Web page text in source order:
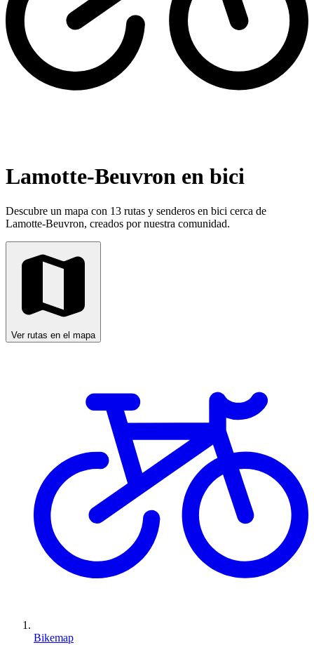
Lamotte-Beuvron en bici
Descubre un mapa con 13 rutas y senderos en bici cerca de
Lamotte-Beuvron, creados por nuestra comunidad.
Ver rutas en el mapa
Bikemap